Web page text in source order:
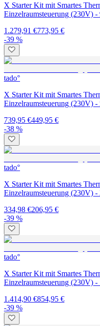
X Starter Kit mit Smartes
Einzelraumsteuerung (230V) -
1.279,91 €773,95 €
-39 %
tado°
X Starter Kit mit Smartes
Einzelraumsteuerung (230V) -
739,95 €449,95 €
-38 %
tado°
X Starter Kit mit Smartes
Einzelraumsteuerung (230V) -
334,98 €206,95 €
-39 %
tado°
X Starter Kit mit Smartes
Einzelraumsteuerung (230V)
1.414,90 €854,95 €
-39 %